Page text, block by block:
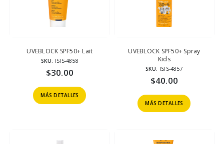
UVEBLOCK SPF50+ Lait
SKU: ISIS-4858
$30.00
MÁS DETALLES
UVEBLOCK SPF50+ Spray
Kids
SKU: ISIS-4857
$40.00
MÁS DETALLES